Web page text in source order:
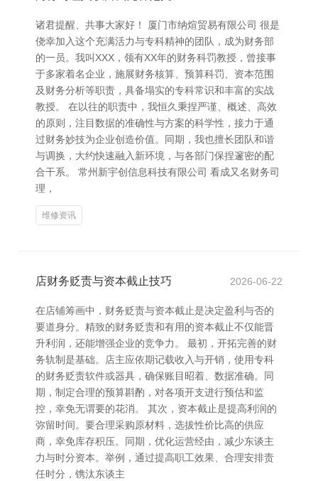
诸君提醒、共事大家好！ 厦门市纳煊贸易有限公司 很是
侥幸加入这个充满活力与专科精神的团队，成为财务部
的一员。我叫XXX，领有XX年的财务科罚教授，曾接事
于多家着名企业，施展财务核算、预算科罚、资本范围
及财务分析等职责，具备塌实的专科常识和丰富的实战
教授。 在以往的职责中，我恒久秉捏严谨、概述、高效
的原则，注目数据的准确性与方案的科学性，接力于通
过财务妙技为企业创造价值。同期，我也擅长团队和谐
与调换，大约快速融入新环境，与各部门保捏邃密的配
合干系。 常州新宇创信息科技有限公司 看成又名财务司
理，
维修资讯
店财务贬责与资本截止技巧 2026-06-22
在店铺筹画中，财务贬责与资本截止是决定盈利与否的
要道身分。精致的财务贬责和有用的资本截止不仅能晋
升利润，还能增强企业的竞争力。 最初，开拓完善的财
务轨制是基础。店主应依期记载收入与开销，使用专科
的财务贬责软件或器具，确保账目昭着、数据准确。同
期，制定合理的预算斟酌，对各项开支进行预估和监
控，幸免无谓要的花消。 其次，资本截止是提高利润的
弥留时间。要合理采购原材料，选拔性价比高的供应
商，幸免库存积压。同期，优化运营经由，减少东谈主
力与时分资本。举例，通过提高职工效果、合理安排责
任时分，镌汰东谈主